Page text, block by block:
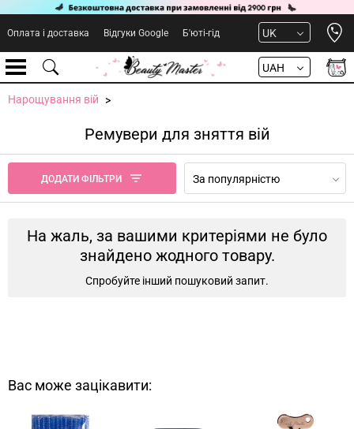
Оплата і доставка Відгуки Google Б'юті-гід UK
UAH
Нарощування вій
Ремувери для зняття вій
ДОДАТИ ФІЛЬТРИ За популярністю
На жаль, за вашими критеріями не було
знайдено жодного товару.
Спробуйте інший пошуковий запит.
Вас може зацікавити: